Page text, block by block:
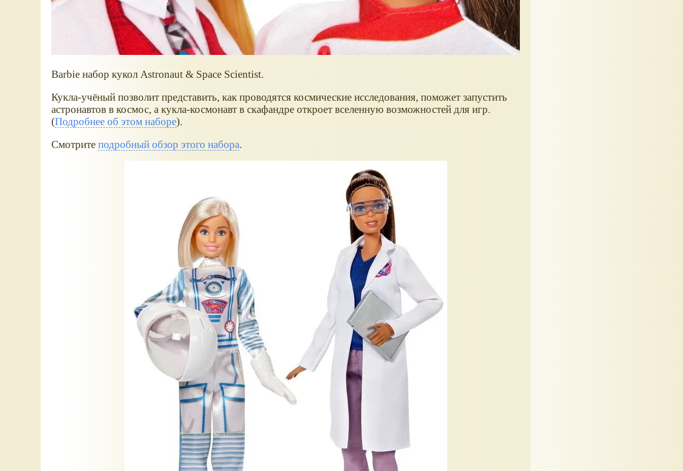
Barbie набор кукол Astronaut & Space Scientist.
Кукла-учёный позволит представить, как проводятся космические исследования, поможет запустить
астронавтов в космос, а кукла-космонавт в скафандре откроет вселенную возможностей для игр.
(Подробнее об этом наборе).
Смотрите подробный обзор этого набора.